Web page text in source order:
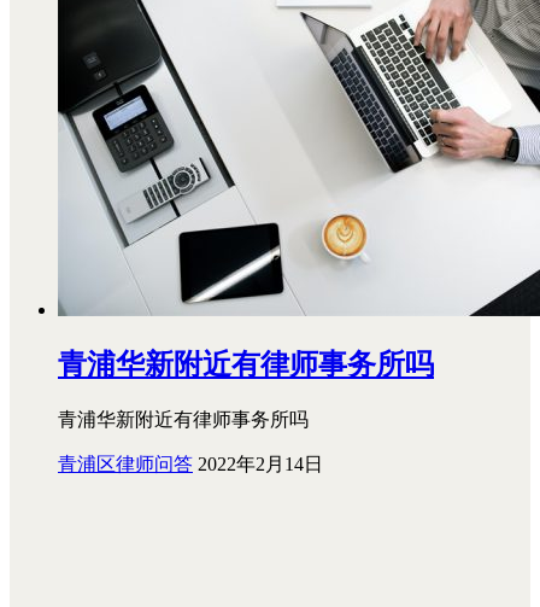
青浦华新附近有律师事务所吗
青浦华新附近有律师事务所吗
青浦区律师问答 2022年2月14日